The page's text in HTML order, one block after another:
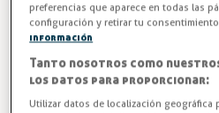
Estante Superior
Nevera UR600 /
UR600W1 /
UR600X1 TEFCOLD
Rejillas
Entrega en 24/48h
preferencias que aparece en todas las
configuración y retirar tu
información
Tanto nosotros como
los datos para proporcionar:
Utilizar datos de localización geográfica